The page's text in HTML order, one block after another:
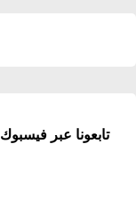
تابعونا عبر فيسبوك